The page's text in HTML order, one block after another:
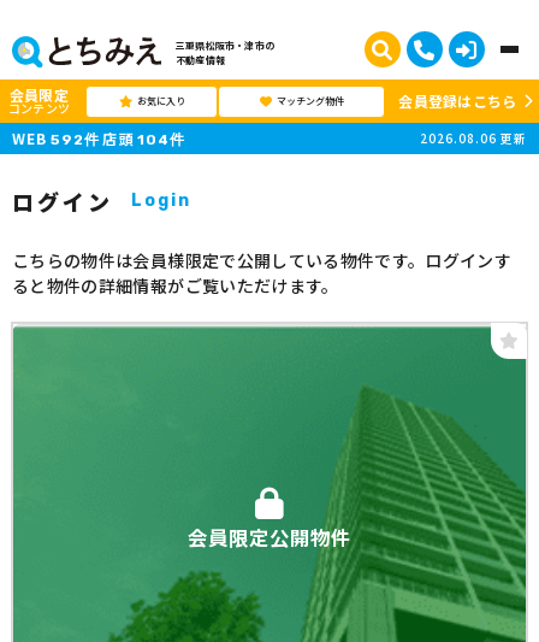
三重県松阪市・津市の
不動産情報
会員限定
コンテンツ お気に入り マッチング物件
会員登録はこちら
WEB 592件 店頭 104件 2026.08.06 更新
ログイン Login
こちらの物件は会員様限定で公開している物件です。ログインす
ると物件の詳細情報がご覧いただけます。
会員限定公開物件